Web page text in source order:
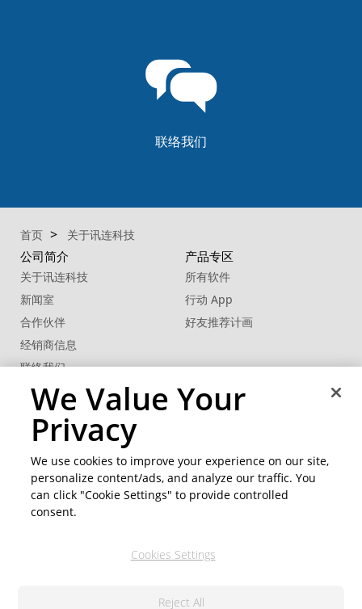
联络我们
首页 关于讯连科技
公司简介
关于讯连科技
新闻室
合作伙伴
经销商信息
联络我们
产品专区
所有软件
行动 App
好友推荐计画
商用解决方案
FaceMe® SDK
客户支持
教学中心
社交网络资源
We Value Your
Privacy
We use cookies to improve your experience on our site,
personalize content/ads, and analyze our traffic. You
can click "Cookie Settings" to provide controlled
consent.
Cookies Settings
Reject All